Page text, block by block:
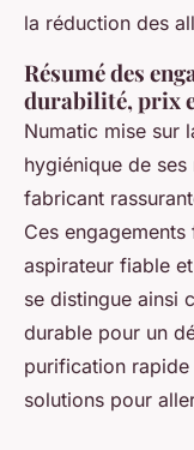
la réduction des
Résumé des
durabilité, prix
Numatic mise sur
hygiénique de
fabricant
Ces
aspirateur fiable
se distingue ainsi
durable pour un
purification rapide
solutions pour